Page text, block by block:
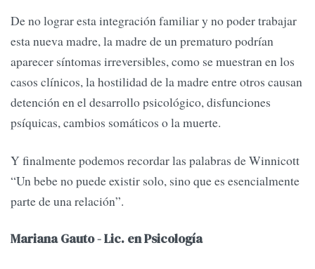
De no lograr esta integración familiar y no poder trabajar
esta nueva madre, la madre de un prematuro podrían
aparecer síntomas irreversibles, como se muestran en los
casos clínicos, la hostilidad de la madre entre otros causan
detención en el desarrollo psicológico, disfunciones
psíquicas, cambios somáticos o la muerte.
Y finalmente podemos recordar las palabras de Winnicott
“Un bebe no puede existir solo, sino que es esencialmente
parte de una relación”.
Mariana Gauto - Lic. en Psicología